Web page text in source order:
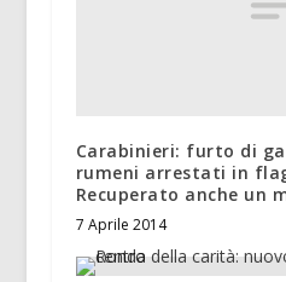
Carabinieri: furto di
rumeni arrestati in
Recuperato anche un
7 Aprile 2014